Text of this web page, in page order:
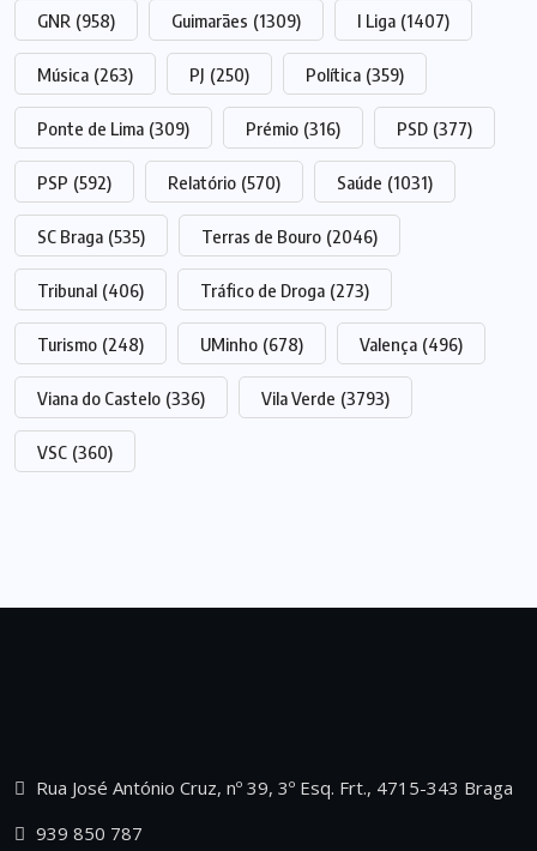
GNR (958) Guimarães (1309) I Liga (1407)
Música (263) PJ (250) Política (359)
Ponte de Lima (309) Prémio (316) PSD (377)
PSP (592) Relatório (570) Saúde (1031)
SC Braga (535) Terras de Bouro (2046)
Tribunal (406) Tráfico de Droga (273)
Turismo (248) UMinho (678) Valença (496)
Viana do Castelo (336) Vila Verde (3793)
VSC (360)
Rua José António Cruz, nº 39, 3º Esq. Frt., 4715-343 Braga
939 850 787